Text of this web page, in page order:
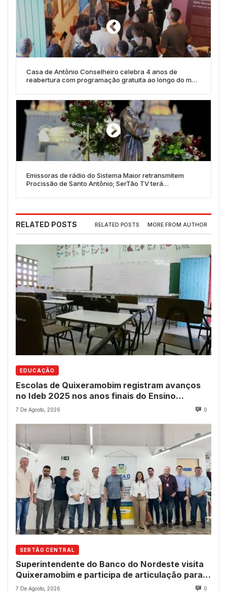
Casa de Antônio Conselheiro celebra 4 anos de
reabertura com programação gratuita ao longo do mês
Emissoras de rádio do Sistema Maior retransmitem
Procissão de Santo Antônio; SerTão TV terá
RELATED POSTS RELATED POSTS MORE FROM AUTHOR
EDUCAÇÃO
Escolas de Quixeramobim registram avanços
no Ideb 2025 nos anos finais do Ensino
Fundamental
7 De Agosto, 2026 0
SERTÃO CENTRAL
Superintendente do Banco do Nordeste visita
Quixeramobim e participa de articulação para
avanço do futuro shopping
7 De Agosto, 2026 0